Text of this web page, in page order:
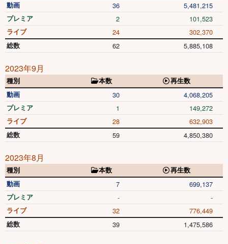
動画
36 5,481,215
プレミア 2 101,523
ライブ 24 302,370
総数 62 5,885,108
2023年9月
種別 本数
再生数
動画
30 4,068,205
プレミア 1 149,272
ライブ 28 632,903
総数 59 4,850,380
2023年8月
種別 本数
再生数
動画
7 699,137
プレミア - -
ライブ 32 776,449
総数 39 1,475,586